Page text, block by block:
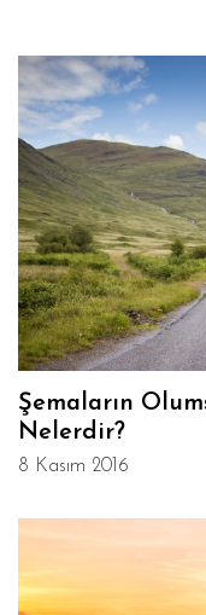
Şemaların
Nelerdir?
8 Kasım 2016